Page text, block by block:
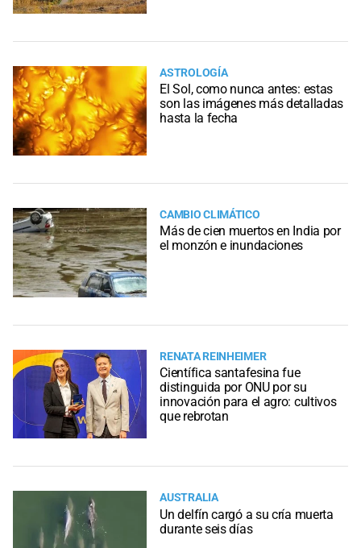
ASTROLOGÍA
El Sol, como nunca antes: estas
son las imágenes más detalladas
hasta la fecha
CAMBIO CLIMÁTICO
Más de cien muertos en India por
el monzón e inundaciones
RENATA REINHEIMER
Científica santafesina fue
distinguida por ONU por su
innovación para el agro: cultivos
que rebrotan
AUSTRALIA
Un delfín cargó a su cría muerta
durante seis días